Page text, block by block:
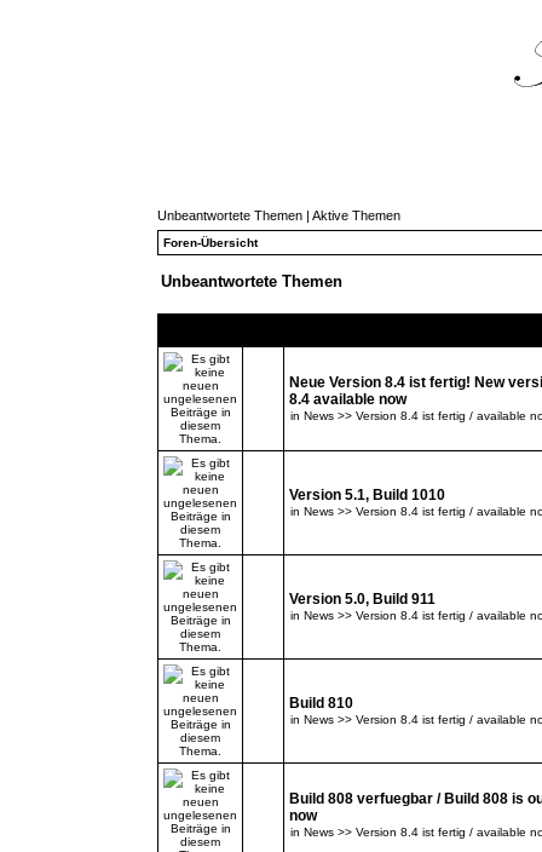
Unbeantwortete Themen | Aktive Themen
Foren-Übersicht
Unbeantwortete Themen
Neue Version 8.4 ist fertig! New
8.4 available now
in News >> Version 8.4 ist fertig / available
Version 5.1, Build 1010
in News >> Version 8.4 ist fertig / available
Version 5.0, Build 911
in News >> Version 8.4 ist fertig / available
Build 810
in News >> Version 8.4 ist fertig / available
Build 808 verfuegbar / Build 808 is
now
in News >> Version 8.4 ist fertig / available